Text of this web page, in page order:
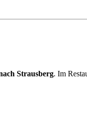
Strausberg. Im